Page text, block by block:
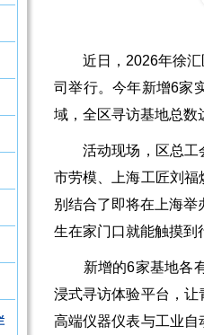
近日，2026年徐汇
司举行。今年新增6家
域，全区寻访基地总数
活动现场，区总工会
市劳模、上海工匠刘
别结合了即将在上海
生在家门口就能触摸到
新增的6家基地各有
浸式寻访体验平台，
高端仪器仪表与工业